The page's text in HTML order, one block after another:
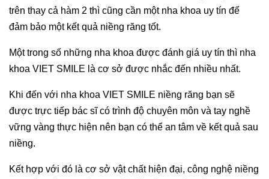
trên thay cả hàm 2 thì cũng cần một nha khoa uy tín để
đảm bảo một kết quả niềng răng tốt.
Một trong số những nha khoa được đánh giá uy tín thì nha
khoa VIET SMILE là cơ sở được nhắc đến nhiều nhất.
Khi đến với nha khoa VIET SMILE niềng răng bạn sẽ
được trực tiếp bác sĩ có trình độ chuyên môn và tay nghề
vững vàng thực hiện nên bạn có thể an tâm về kết quả sau
niềng.
Kết hợp với đó là cơ sở vật chất hiện đại, công nghệ niềng